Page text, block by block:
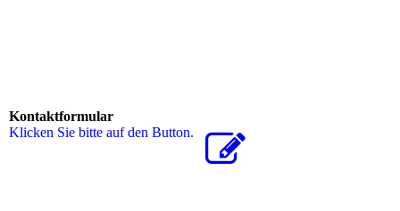
Kontaktformular
Klicken Sie bitte auf den Button.